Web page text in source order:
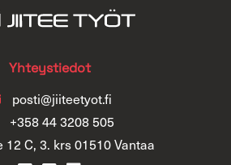
Yh­teys­tie­dot
posti@jii­tee­ty­ot.fi
+358 44 3208 505
12 C, 3. krs 01510 Van­taa